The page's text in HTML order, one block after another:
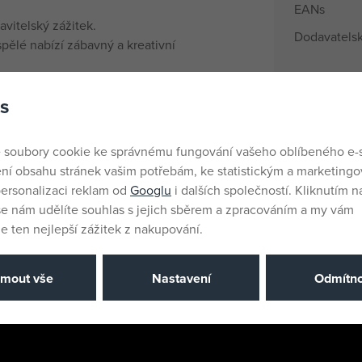
zážitek.
nabízí zábavný a kreativní
a pevně drží.
EANs
EAN
soubory cookie ke správnému fungování vašeho oblíbeného
obsahu stránek vašim potřebám, ke statistickým a
reklam od Googlu i dalších společností. Kliknutím
nám udělíte souhlas s jejich sběrem a zpracováním a my vám
ten nejlepší zážitek z nakupování.
vše Nastavení